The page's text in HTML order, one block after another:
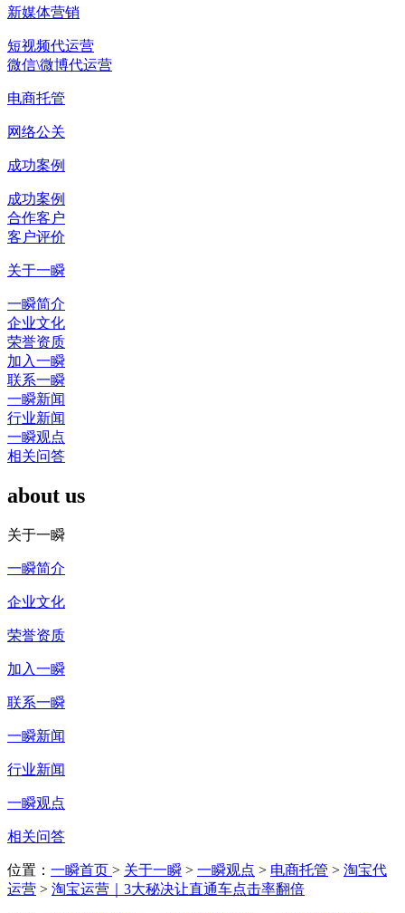
新媒体营销
短视频代运营
微信\微博代运营
电商托管
网络公关
成功案例
成功案例
合作客户
客户评价
关于一瞬
一瞬简介
企业文化
荣誉资质
加入一瞬
联系一瞬
一瞬新闻
行业新闻
一瞬观点
相关问答
about us
关于一瞬
一瞬简介
企业文化
荣誉资质
加入一瞬
联系一瞬
一瞬新闻
行业新闻
一瞬观点
相关问答
位置： 一瞬首页 > 关于一瞬 > 一瞬观点 > 电商托管 > 淘宝代
运营 > 淘宝运营｜3大秘决让直通车点击率翻倍